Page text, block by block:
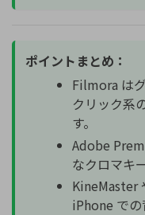
ポイントまとめ：
Filmora は
クリック系
す。
Adobe
なクロマキ
KineMaster
iPhone での